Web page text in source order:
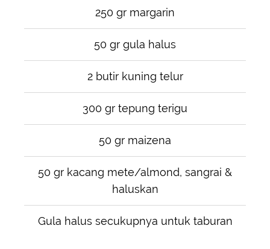
250 gr margarin
50 gr gula halus
2 butir kuning telur
300 gr tepung terigu
50 gr maizena
50 gr kacang mete/almond, sangrai &
haluskan
Gula halus secukupnya untuk taburan